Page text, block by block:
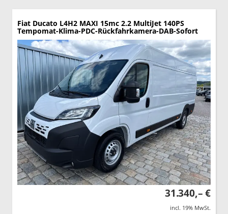
Fiat Ducato L4H2 MAXI 15mc 2.2 MultiJet 140PS
Tempomat-Klima-PDC-Rückfahrkamera-DAB-Sofort
31.340,– €
incl. 19% MwSt.